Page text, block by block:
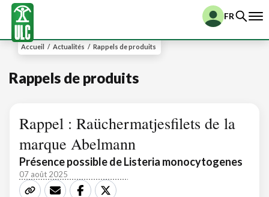
FR
Accueil / Actualités / Rappels de produits
Rappels de produits
Rappel : Raüchermatjesfilets de la
marque Abelmann
Présence possible de Listeria monocytogenes
07 août 2025